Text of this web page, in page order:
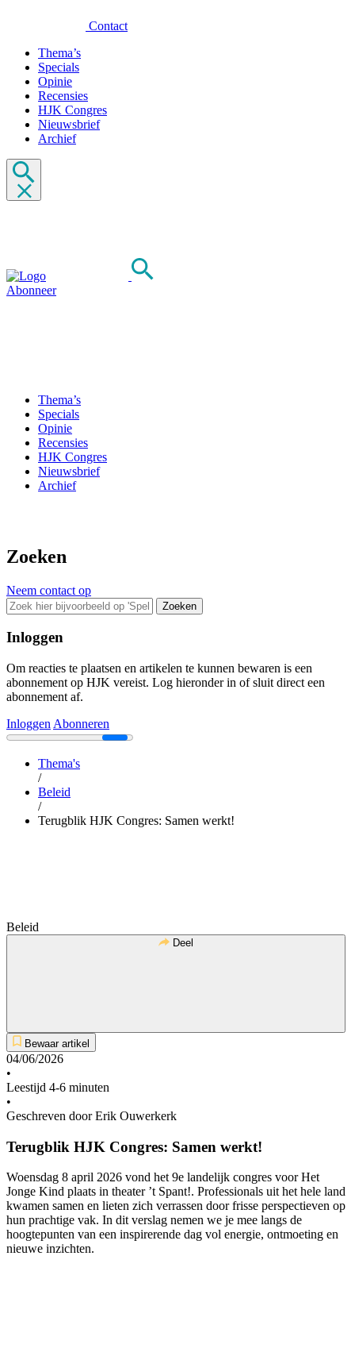
Contact
Thema’s
Specials
Opinie
Recensies
HJK Congres
Nieuwsbrief
Archief
Abonneer
Thema’s
Specials
Opinie
Recensies
HJK Congres
Nieuwsbrief
Archief
Zoeken
Neem contact op
Zoeken
Inloggen
Om reacties te plaatsen en artikelen te kunnen bewaren is een
abonnement op HJK vereist. Log hieronder in of sluit direct een
abonnement af.
Inloggen Abonneren
Thema's
/
Beleid
/
Terugblik HJK Congres: Samen werkt!
Beleid
Deel
Bewaar artikel
04/06/2026
•
Leestijd 4-6 minuten
•
Geschreven door Erik Ouwerkerk
Terugblik HJK Congres: Samen werkt!
Woensdag 8 april 2026 vond het 9e landelijk congres voor Het
Jonge Kind plaats in theater ’t Spant!. Professionals uit het hele land
kwamen samen en lieten zich verrassen door frisse perspectieven op
hun prachtige vak. In dit verslag nemen we je mee langs de
hoogtepunten van een inspirerende dag vol energie, ontmoeting en
nieuwe inzichten.